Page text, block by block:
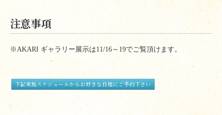
注意事項
※AKARIギャラリー展示は11/16～19でご覧頂けます。
下記実施スケジュールからお好きな日程にご予約下さい